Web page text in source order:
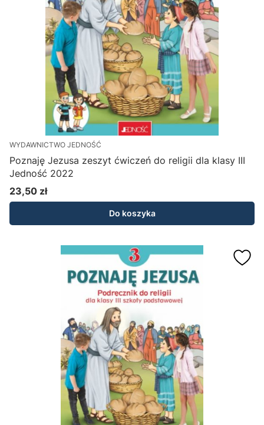
WYDAWNICTWO JEDNOŚĆ
Poznaję Jezusa zeszyt ćwiczeń do religii dla klasy III
Jedność 2022
Cena
23,50 zł
Do koszyka